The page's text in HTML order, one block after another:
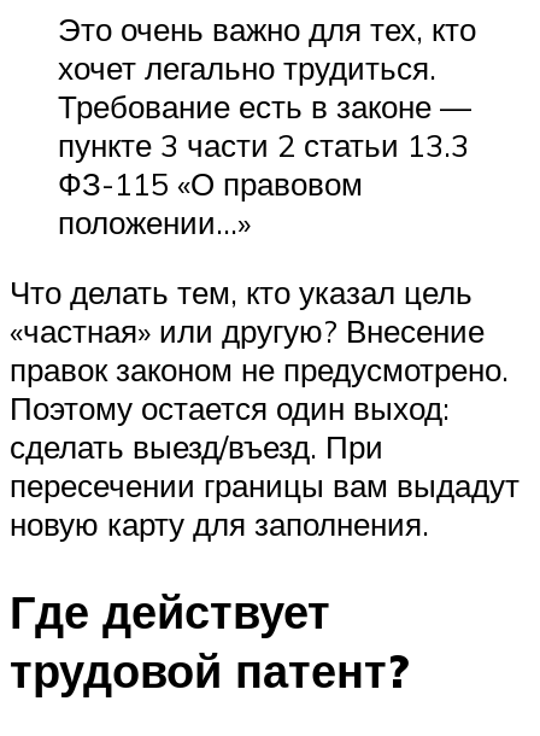
Это очень важно для тех, кто
хочет легально трудиться.
Требование есть в законе —
пункте 3 части 2 статьи 13.3
ФЗ-115 «О правовом
положении…»
Что делать тем, кто указал цель
«частная» или другую? Внесение
правок законом не предусмотрено.
Поэтому остается один выход:
сделать выезд/въезд. При
пересечении границы вам выдадут
новую карту для заполнения.
Где действует
трудовой патент?